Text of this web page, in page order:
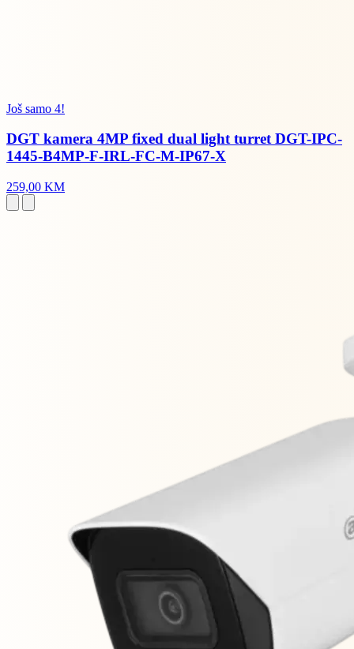
Još samo 4!
DGT kamera 4MP fixed dual light turret DGT-IPC-
1445-B4MP-F-IRL-FC-M-IP67-X
259,00 KM